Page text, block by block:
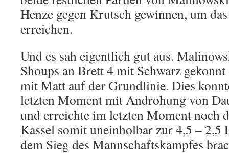
Henze gegen Krutsch gewinnen, um
erreichen.
Und es sah eigentlich gut aus.
Shoups an Brett 4 mit Schwarz
mit Matt auf der Grundlinie. Dies
letzten Moment mit Androhung von
und erreichte im letzten Moment noch
Kassel somit uneinholbar zur 4,5 –
dem Sieg des Mannschaftskampfes